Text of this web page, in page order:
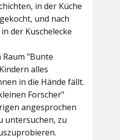
in der Küche
und nach
der Kuschelecke
"Bunte
alles
in die Hände fällt.
Forscher"
angesprochen
untersuchen, zu